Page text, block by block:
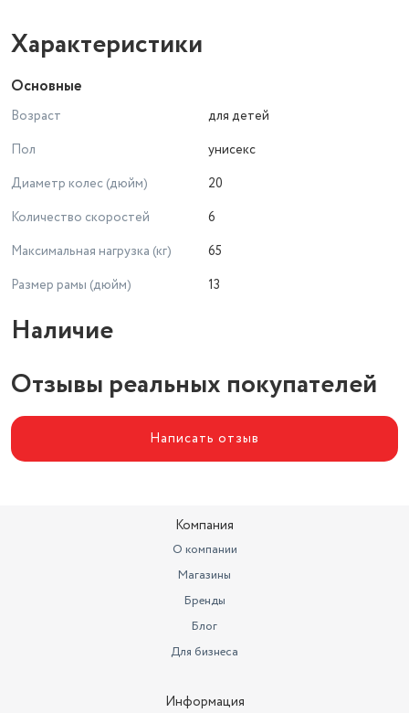
Ободья: алюминиевые двухстеночные 32H;
Крылья: в комплекте;
Каретка: картридж;
Характеристики
Основные
Возраст
для детей
Пол
унисекс
Диаметр колес (дюйм)
20
Количество скоростей
6
Максимальная нагрузка (кг)
65
Размер рамы (дюйм)
13
Наличие
Отзывы реальных покупателей
Написать отзыв
Компания
О компании
Магазины
Бренды
Блог
Для бизнеса
Информация